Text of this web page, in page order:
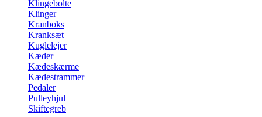
Klingebolte
Klinger
Kranboks
Kranksæt
Kuglelejer
Kæder
Kædeskærme
Kædestrammer
Pedaler
Pulleyhjul
Skiftegreb